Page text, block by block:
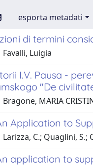
esporta metadati
di termini
Favalli, Luigia
I.V. Pausa -
"De
MARIA
Application to
Larizza, C.; Quaglini, S.;
application to